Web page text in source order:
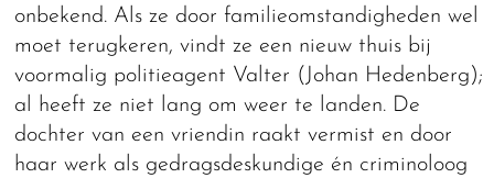
onbekend. Als ze door familieomstandigheden wel
moet terugkeren, vindt ze een nieuw thuis bij
voormalig politieagent Valter (Johan Hedenberg);
al heeft ze niet lang om weer te landen. De
dochter van een vriendin raakt vermist en door
haar werk als gedragsdeskundige én criminoloog